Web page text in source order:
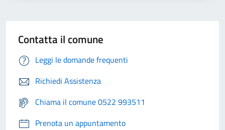
Contatta il comune
Leggi le domande frequenti
Richiedi Assistenza
Chiama il comune 0522 993511
Prenota un appuntamento